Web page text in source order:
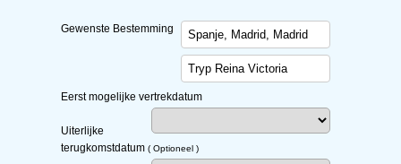
Gewenste Bestemming
Eerst mogelijke vertrekdatum
Uiterlijke
terugkomstdatum ( Optioneel )